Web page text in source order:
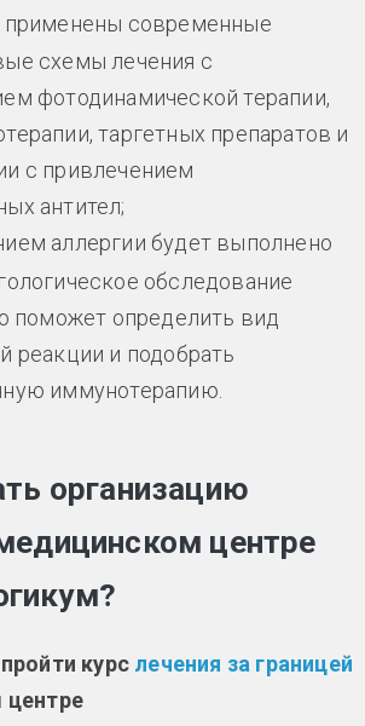
применены современные
схемы лечения с
фотодинамической терапии,
таргетных препаратов и
с привлечением
антител;
аллергии будет выполнено
обследование
поможет определить вид
реакции и подобрать
иммунотерапию.
организацию
центре
курс лечения за границей